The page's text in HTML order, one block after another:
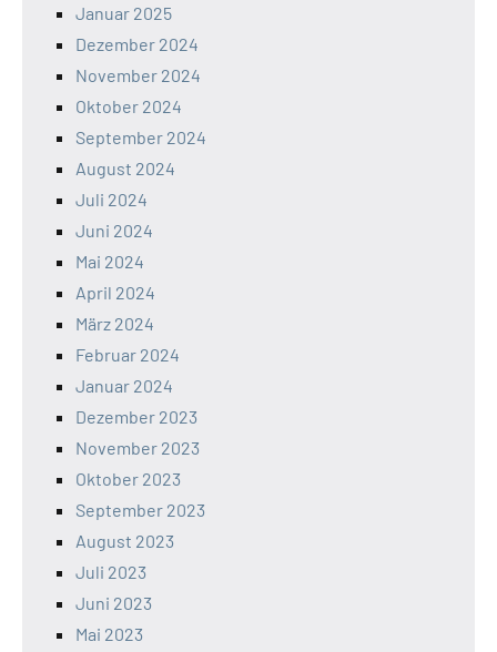
Januar 2025
Dezember 2024
November 2024
Oktober 2024
September 2024
August 2024
Juli 2024
Juni 2024
Mai 2024
April 2024
März 2024
Februar 2024
Januar 2024
Dezember 2023
November 2023
Oktober 2023
September 2023
August 2023
Juli 2023
Juni 2023
Mai 2023